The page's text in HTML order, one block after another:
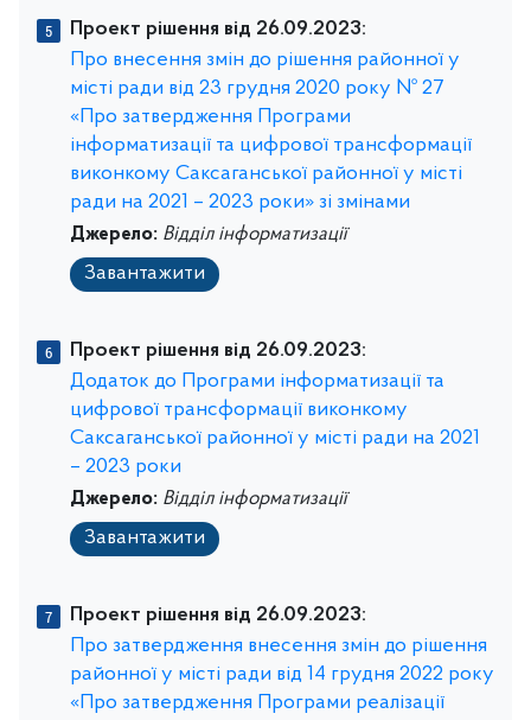
Проект рішення від 26.09.2023:
Про внесення змін до рішення районної у
місті ради від 23 грудня 2020 року № 27
«Про затвердження Програми
інформатизації та цифрової трансформації
виконкому Саксаганської районної у місті
ради на 2021 – 2023 роки» зі змінами
Джерело: Відділ інформатизації
Завантажити
Проект рішення від 26.09.2023:
Додаток до Програми інформатизації та
цифрової трансформації виконкому
Саксаганської районної у місті ради на 2021
– 2023 роки
Джерело: Відділ інформатизації
Завантажити
Проект рішення від 26.09.2023:
Про затвердження внесення змін до рішення
районної у місті ради від 14 грудня 2022 року
«Про затвердження Програми реалізації